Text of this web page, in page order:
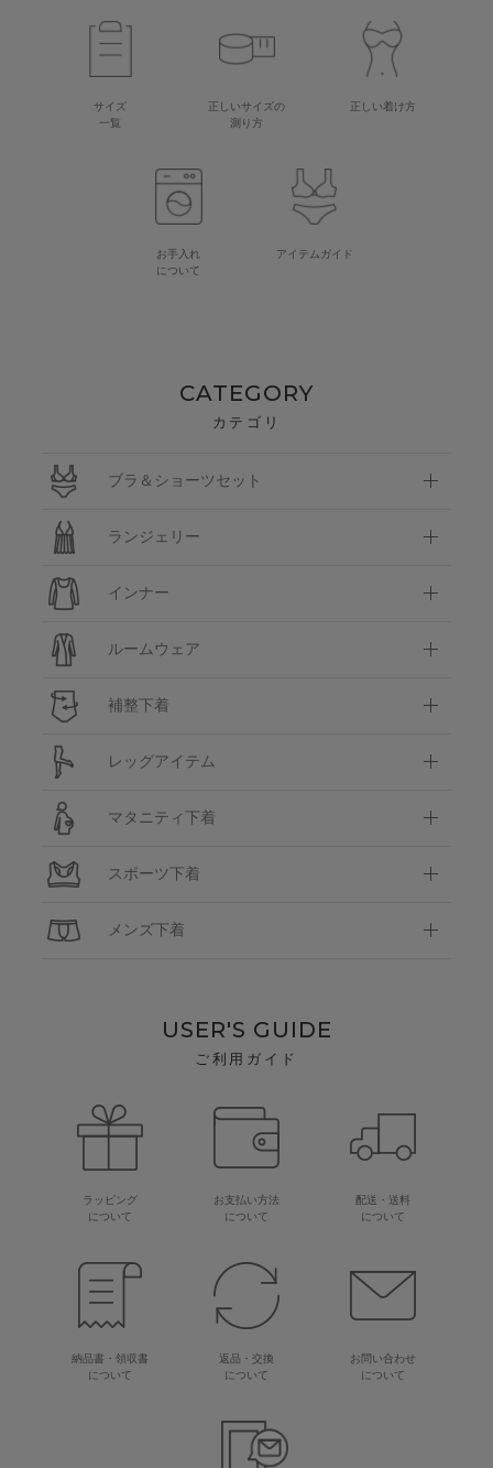
サイズ
一覧
正しいサイズの
測り方
正しい着け方
お手入れ
について
アイテムガイド
CATEGORY
カテゴリ
ブラ＆ショーツセット
ランジェリー
インナー
ルームウェア
補整下着
レッグアイテム
マタニティ下着
スポーツ下着
メンズ下着
USER'S GUIDE
ご利用ガイド
ラッピング
について
お支払い方法
について
配送・送料
について
納品書・領収書
について
返品・交換
について
お問い合わせ
について